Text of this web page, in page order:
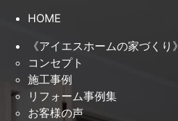
HOME
《アイエスホームの家づくり》
コンセプト
施工事例
リフォーム事例集
お客様の声